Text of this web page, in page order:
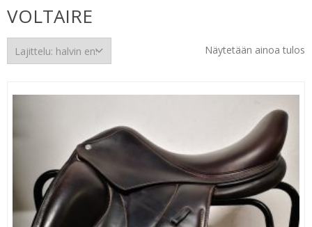
VOLTAIRE
Näytetään ainoa tulos